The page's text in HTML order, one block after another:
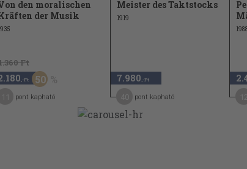
den moralischen
der Musik
Ft
,-Ft 50
pont kapható
Meister des Taktstocks
1919
7.980 ,-Ft
pont kapható